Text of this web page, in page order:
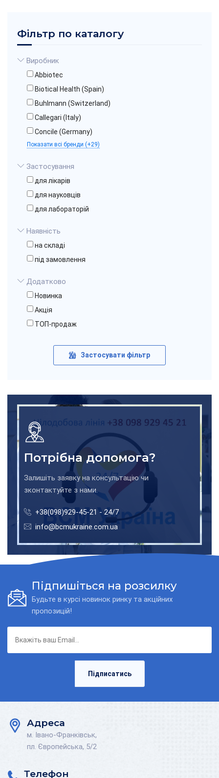
Фільтр по каталогу
Виробник
Abbiotec
Biotical Health (Spain)
Buhlmann (Switzerland)
Callegari (Italy)
Concile (Germany)
Показати всі бренди (+29)
Застосування
для лікарів
для науковців
для лабораторій
Наявність
на складі
під замовлення
Додатково
Новинка
Акція
ТОП-продаж
Застосувати фільтр
Потрібна допомога?
Залишіть заявку на консультацію чи
зконтактуйте з нами.
+38(098)929-45-21 - 24/7
info@bcmukraine.com.ua
Підпишіться на розсилку
Будьте в курсі новинок ринку та акційних
пропозицій!
Підписатись
Адреса
м. Івано-Франківськ,
пл. Європейська, 5/2
Телефон